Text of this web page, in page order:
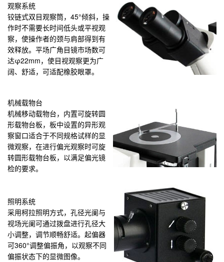
观察系统
铰链式双目观察筒，45°倾斜，操
作时不需要长时间低头或平视观
察，使操作者的颈与肩部得到有
效释放。平场广角目镜市场数可
达φ22mm，使目视观察更为广
阔、舒适，可适配橡胶眼罩。
机械载物台
机械移动载物台，内置可旋转圆
形载物台板，板中设置的异形观
察窗口适合于不同规格试样的显
微观察，在进行偏光观察时可旋
转圆形载物台板，以满足偏光镜
检的要求。
照明系统
采用柯拉照明方式，孔径光阑与
视场光阑可通过拨盘进行孔径大
小调整，调节顺畅舒适。起偏器
可360°调整偏振角，以观察不同
偏振状态下的显微图像。